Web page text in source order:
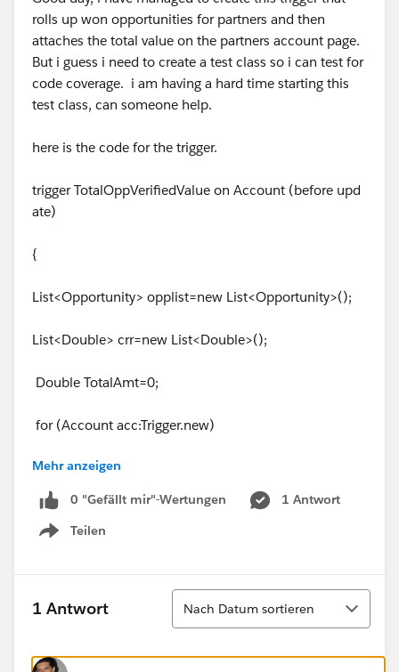
rolls up won opportunities for partners and then
attaches the total value on the partners account page.
But i guess i need to create a test class so i can test for
code coverage. i am having a hard time starting this
test class, can someone help.
here is the code for the trigger.
trigger TotalOppVerifiedValue on Account (before upd
ate)
{
List<Opportunity> opplist=new List<Opportunity>();
List<Double> crr=new List<Double>();
Double TotalAmt=0;
for (Account acc:Trigger.new)
{
// System.debug('######@@@@@@@@@'+acc)
//List<Partner> prn=
[Select Opportunityid from Partner where Accountfro
mId=:acc.id];
for(Partner prn1:
Mehr anzeigen
0 "Gefällt mir"-Wertungen
1 Antwort
Teilen
Show menu
1 Antwort
Sortieren
Nach Datum sortieren